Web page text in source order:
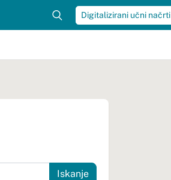
Digitalizirani učni načrti